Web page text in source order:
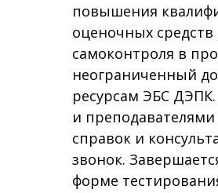
повышения
оценочных
самоконтроля в
неограниченный
ресурсам ЭБС
и
справок и
звонок.
форме